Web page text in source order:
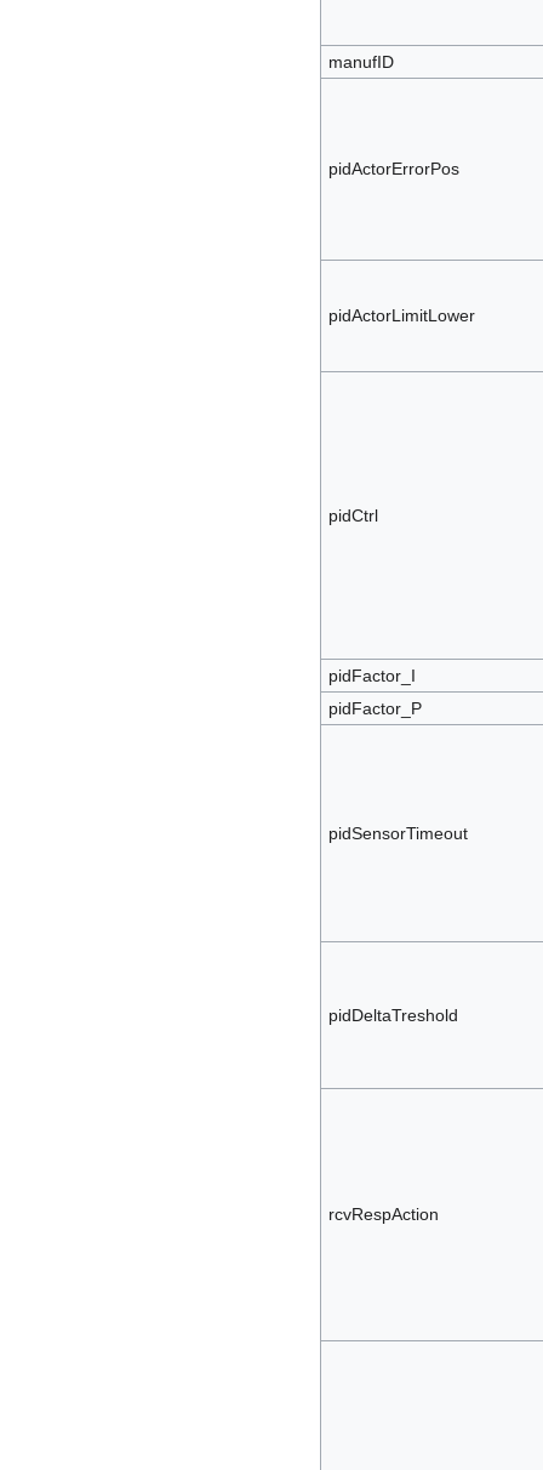
manufID
pidActorErrorPos
pidActorLimitLower
pidCtrl
pidFactor_I
pidFactor_P
pidSensorTimeout
pidDeltaTreshold
rcvRespAction